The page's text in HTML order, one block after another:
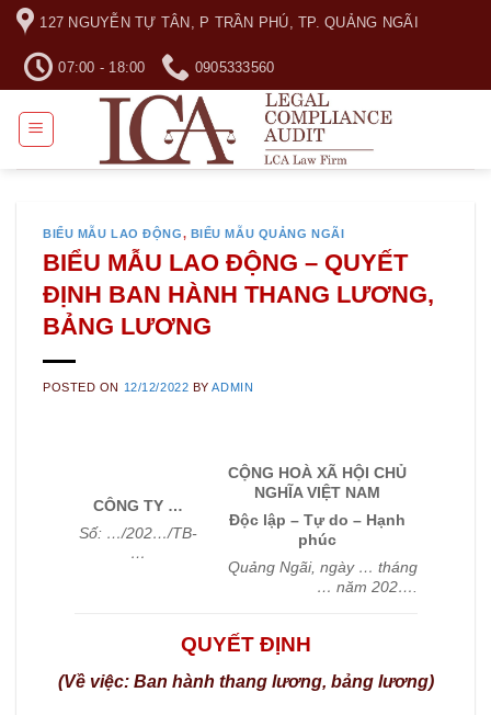
Skip
content
127 NGUYỄN TỰ TÂN, P TRẦN PHÚ, TP. QUẢNG NGÃI
07:00 - 18:00 0905333560
BIỂU MẪU LAO ĐỘNG, BIỂU MẪU QUẢNG NGÃI
BIỂU MẪU LAO ĐỘNG – QUYẾT
ĐỊNH BAN HÀNH THANG LƯƠNG,
BẢNG LƯƠNG
POSTED ON 12/12/2022 BYADMIN
CÔNG TY …
Số: …/202…/TB-
…
CỘNG HOÀ XÃ HỘI CHỦ
NGHĨA VIỆT NAM
Độc lập – Tự do – Hạnh
phúc
Quảng Ngãi, ngày … tháng
… năm 202….
QUYẾT ĐỊNH
(Về việc: Ban hành thang lương, bảng lương)